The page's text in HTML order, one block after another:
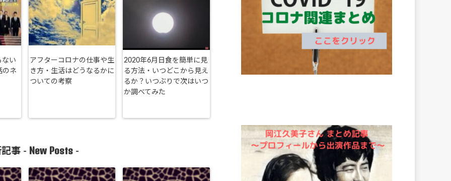
ない
のネ
アフターコロナの仕事や生
き方・生活はどうなるかに
ついての考察
2020年6月日食を簡単に見
る方法・いつどこから見え
るか？いつぶりで次はいつ
か調べてみた
事 - New Posts -